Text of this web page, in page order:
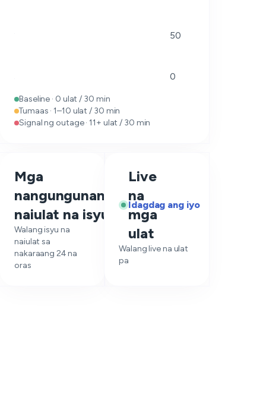
50
0
Baseline · 0 ulat / 30 min
Tumaas · 1–10 ulat / 30 min
Signal ng outage · 11+ ulat / 30 min
Mga
nangungunang
naiulat na isyu
Walang isyu na
naiulat sa
nakaraang 24 na
oras
Live
na
mga
ulat
Idagdag ang iyo
Walang live na ulat
pa